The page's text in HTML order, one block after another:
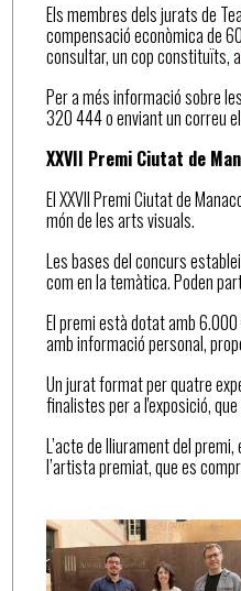
Els membres dels jurats de
compensació econòmica de
consultar, un cop constituïts, a
Per a més informació sobre
320 444 o enviant un correu
XXVII Premi Ciutat de
El XXVII Premi Ciutat de
món de les arts visuals.
Les bases del concurs
com en la temàtica. Poden
El premi està dotat amb
amb informació personal,
Un jurat format per quatre
finalistes per a l'exposició,
L’acte de lliurament del
l’artista premiat, que es